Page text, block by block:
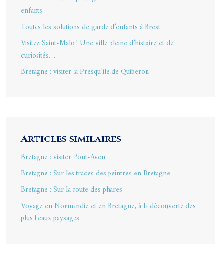
enfants
Toutes les solutions de garde d’enfants à Brest
Visitez Saint-Malo ! Une ville pleine d’histoire et de
curiosités…
Bretagne : visiter la Presqu’île de Quiberon
Articles similaires
Bretagne : visiter Pont-Aven
Bretagne : Sur les traces des peintres en Bretagne
Bretagne : Sur la route des phares
Voyage en Normandie et en Bretagne, à la découverte des
plus beaux paysages